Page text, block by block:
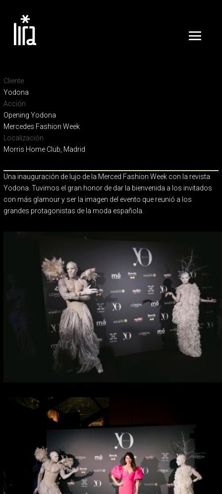
Cliente
Yodona
Acción
Opening Yodona
Mercedes Fashion Week
Localización
Morris Home Club, Madrid
Una inauguración de lujo de la Merced Fashion Week con la revista
Yodona. Tuvimos el gran honor de dar la bienvenida a los invitados
con más glamour y ser la imagen del evento que reunió a los
grandes protagonistas de la moda española.